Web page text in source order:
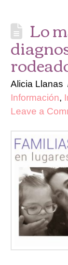
Lo
Alicia Llanas
Información,
Leave a